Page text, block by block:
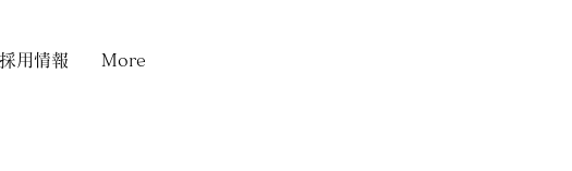
採用情報 More